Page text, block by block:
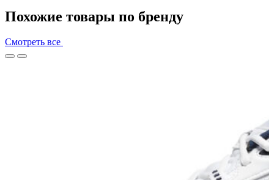
Похожие товары по бренду
Смотреть все